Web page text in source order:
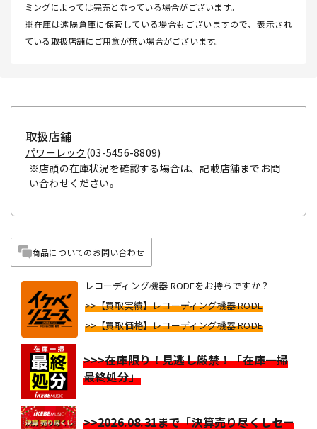
ミングによっては完売となっている場合がございます。
※在庫は遠隔倉庫に保管している場合もございますので、表示され
ている取扱店舗にご用意が無い場合がございます。
取扱店舗
パワーレック (03-5456-8809)
※店頭の在庫状況を確認する場合は、記載店舗までお問
い合わせください。
商品についてのお問い合わせ
レコーディング機器 RODEをお持ちですか？
>>【買取実績】レコーディング機器 RODE
>>【買取価格】レコーディング機器 RODE
>>>在庫限り！見逃し厳禁！「在庫一掃
最終処分」
>>2026.08.31まで「決算売り尽くしセー